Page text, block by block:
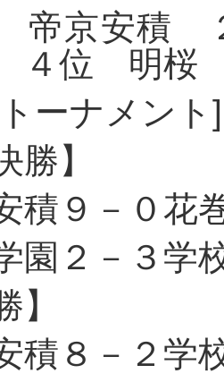
帝京安積
４位 明桜
ーナメント]
勝】
積９－０花
園２－３学
】
積８－２学